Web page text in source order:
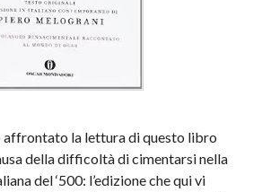
affrontato la lettura di questo libro
della difficoltà di cimentarsi nella
del ‘500: l’edizione che qui vi